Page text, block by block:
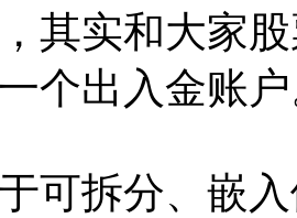
其实和大家
个出入金账
拆分、嵌入